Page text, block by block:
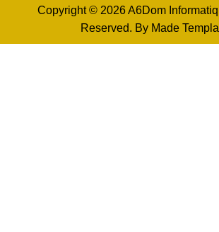
Copyright © 2026 A6Dom
Reserved. By Made